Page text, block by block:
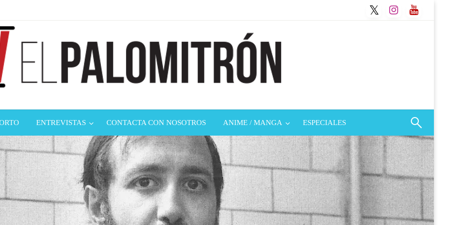
ENTREVISTAS CONTACTA CON NOSOTROS ANIME / MANGA ESPECIALES